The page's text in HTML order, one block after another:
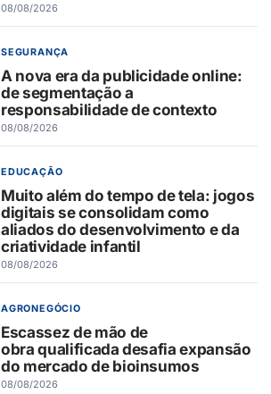
08/08/2026
SEGURANÇA
A nova era da publicidade online:
de segmentação a
responsabilidade de contexto
08/08/2026
EDUCAÇÃO
Muito além do tempo de tela: jogos
digitais se consolidam como
aliados do desenvolvimento e da
criatividade infantil
08/08/2026
AGRONEGÓCIO
Escassez de mão de
obra qualificada desafia expansão
do mercado de bioinsumos
08/08/2026